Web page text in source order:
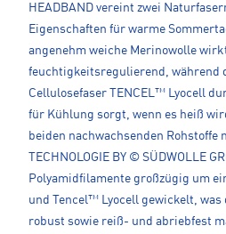
HEADBAND vereint zwei
Eigenschaften für warme
angenehm weiche Merinowolle
feuchtigkeitsregulierend, während
Cellulosefaser TENCEL™ Lyocell
für Kühlung sorgt, wenn es heiß
beiden nachwachsenden Rohstoffe
TECHNOLOGIE BY © SÜDWOLLE
Polyamidfilamente großzügig um
und Tencel™ Lyocell gewickelt, was
robust sowie reiß- und abriebfest